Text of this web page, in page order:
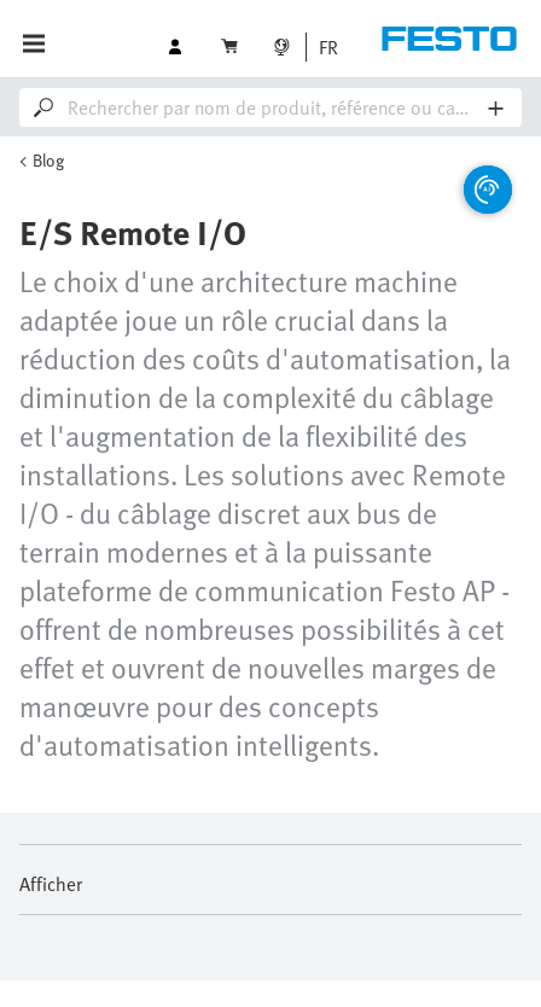
FR
Blog
E/S Remote I/O
Le choix d'une architecture machine
adaptée joue un rôle crucial dans la
réduction des coûts d'automatisation, la
diminution de la complexité du câblage
et l'augmentation de la flexibilité des
installations. Les solutions avec Remote
I/O - du câblage discret aux bus de
terrain modernes et à la puissante
plateforme de communication Festo AP -
offrent de nombreuses possibilités à cet
effet et ouvrent de nouvelles marges de
manœuvre pour des concepts
d'automatisation intelligents.
Afficher